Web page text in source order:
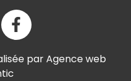
par Agence web